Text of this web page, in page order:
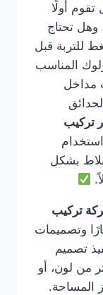
أولًا
وهل تحتاج
للتربة قبل
المناسب
مداخل
تركيب
بشكل
تركيب
وتصميمات
تصميم
من لون، أو
المساحة.